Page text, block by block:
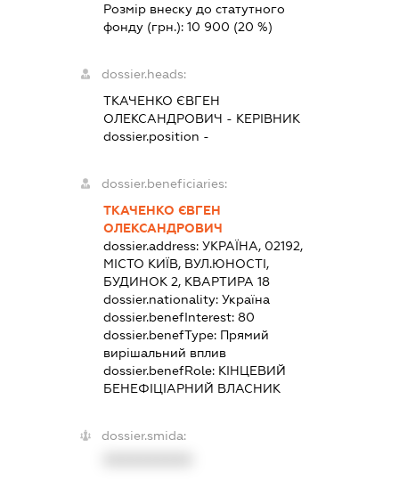
Розмір внеску до статутного
фонду (грн.): 10 900 (20 %)
dossier.heads:
ТКАЧЕНКО ЄВГЕН
ОЛЕКСАНДРОВИЧ - КЕРІВНИК
dossier.position -
dossier.beneficiaries:
ТКАЧЕНКО ЄВГЕН
ОЛЕКСАНДРОВИЧ
dossier.address: УКРАЇНА, 02192,
МІСТО КИЇВ, ВУЛ.ЮНОСТІ,
БУДИНОК 2, КВАРТИРА 18
dossier.nationality: Україна
dossier.benefInterest: 80
dossier.benefType: Прямий
вирішальний вплив
dossier.benefRole: КІНЦЕВИЙ
БЕНЕФІЦІАРНИЙ ВЛАСНИК
dossier.smida: